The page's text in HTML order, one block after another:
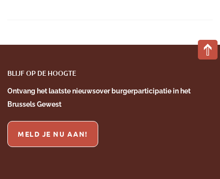
BLIJF OP DE HOOGTE
Ontvang het laatste nieuwsover burgerparticipatiein het
Brussels Gewest
MELD JE NU AAN!